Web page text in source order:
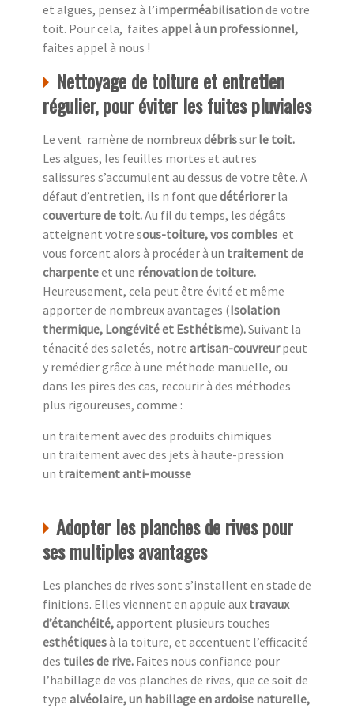
et algues, pensez à l’imperméabilisationde votre
toit. Pour cela, faites appel à un professionnel,
faites appel à nous !
Nettoyage de toiture et entretien
régulier, pour éviter les fuites pluviales
Le vent ramène de nombreuxdébrissur le toit.
Les algues, les feuilles mortes et autres
salissures s’accumulent au dessus de votre tête. A
défaut d’entretien, ils n font que détériorerla
couverture de toit.Au fil du temps, les dégâts
atteignent votre sous-toiture, vos combles et
vous forcent alors à procéder à un traitement de
charpenteet une rénovation de toiture.
Heureusement, cela peut être évité et même
apporter de nombreux avantages (Isolation
thermique, Longévité et Esthétisme).Suivant la
ténacité des saletés, notre artisan-couvreurpeut
y remédier grâce à une méthode manuelle, ou
dans les pires des cas, recourir à des méthodes
plus rigoureuses, comme :
un traitement avec des produits chimiques
un traitement avec des jets à haute-pression
un traitement anti-mousse
Adopter les planches de rives pour
ses multiples avantages
Les planches de rives sont s’installent en stade de
finitions. Elles viennent en appuie aux travaux
d’étanchéité,apportent plusieurs touches
esthétiquesà la toiture, et accentuent l’efficacité
des tuiles de rive. Faites nous confiance pour
l’habillage de vos planches de rives, que ce soit de
type alvéolaire, un habillage en ardoise naturelle,